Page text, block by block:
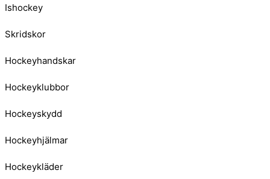
Ishockey
Skridskor
Hockeyhandskar
Hockeyklubbor
Hockeyskydd
Hockeyhjälmar
Hockeykläder